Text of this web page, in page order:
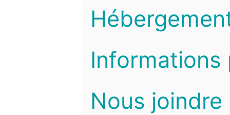
Informations
Nous joindre